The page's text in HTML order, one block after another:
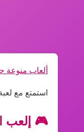
ألعاب منوعة
استمتع مع
🎮 إلعب